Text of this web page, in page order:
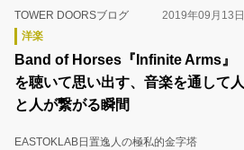
TOWER DOORSブログ
2019年09月13日
洋楽
Band of Horses『Infinite Arms』
を聴いて思い出す、音楽を通して人
と人が繋がる瞬間
EASTOKLAB日置逸人の極私的金字塔